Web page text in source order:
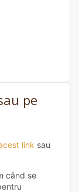
pe
link sau
când se